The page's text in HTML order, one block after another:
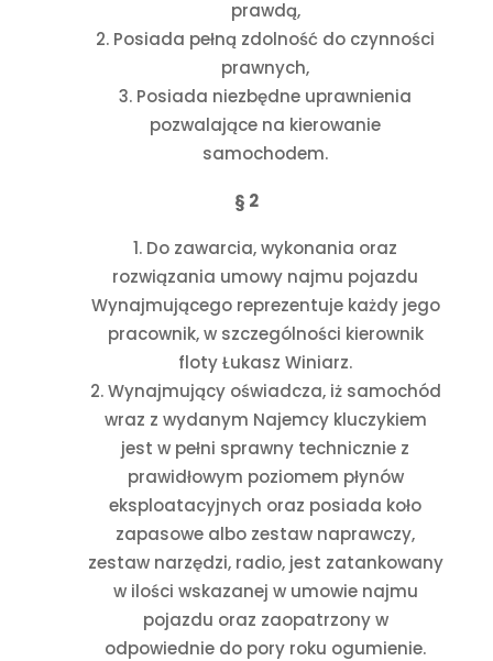
prawdą,
Posiada pełną zdolność do czynności
prawnych,
Posiada niezbędne uprawnienia
pozwalające na kierowanie
samochodem.
§ 2
Do zawarcia, wykonania oraz
rozwiązania umowy najmu pojazdu
Wynajmującego reprezentuje każdy jego
pracownik, w szczególności kierownik
floty Łukasz Winiarz.
Wynajmujący oświadcza, iż samochód
wraz z wydanym Najemcy kluczykiem
jest w pełni sprawny technicznie z
prawidłowym poziomem płynów
eksploatacyjnych oraz posiada koło
zapasowe albo zestaw naprawczy,
zestaw narzędzi, radio, jest zatankowany
w ilości wskazanej w umowie najmu
pojazdu oraz zaopatrzony w
odpowiednie do pory roku ogumienie.